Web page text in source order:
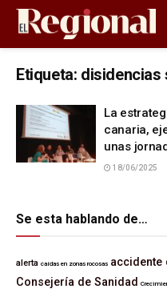
Etiqueta: disidencias
La
canaria,
unas
18/06/2025
Se esta hablando de…
alerta caídas en zonas rocosas accidente
Consejería de Sanidad